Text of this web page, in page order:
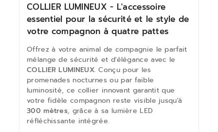
COLLIER LUMINEUX - L'accessoire
essentiel pour la sécurité et le style de
votre compagnon à quatre pattes
Offrez à votre animal de compagnie le parfait
mélange de sécurité et d'élégance avec le
COLLIER LUMINEUX. Conçu pour les
promenades nocturnes ou par faible
luminosité, ce collier innovant garantit que
votre fidèle compagnon reste visible jusqu'à
300 mètres, grâce à sa lumière LED
réfléchissante intégrée.